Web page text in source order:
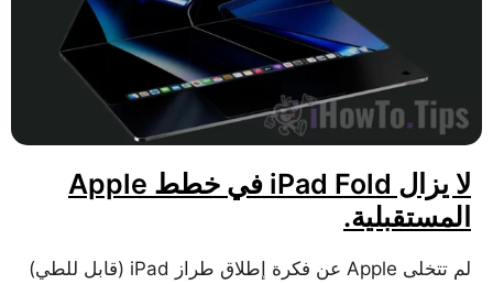
لا يزال iPad Fold في خطط Apple
المستقبلية.
لم تتخلى Apple عن فكرة إطلاق طراز iPad (قابل للطي)